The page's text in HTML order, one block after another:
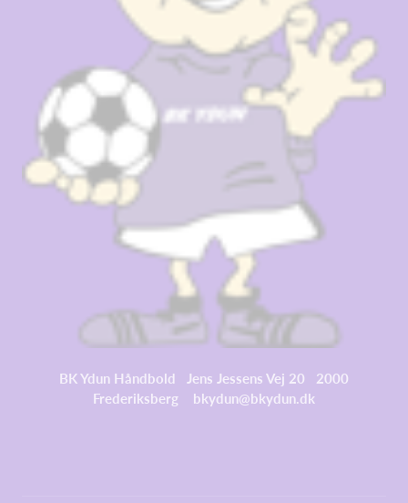
BK Ydun Håndbold Jens Jessens Vej 20 2000
Frederiksberg bkydun@bkydun.dk